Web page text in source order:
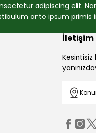
adipiscing elit.
ante ipsum primis
İletişim